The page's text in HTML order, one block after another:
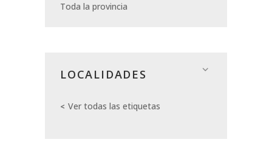
Toda la provincia
LOCALIDADES
Ver todas las etiquetas